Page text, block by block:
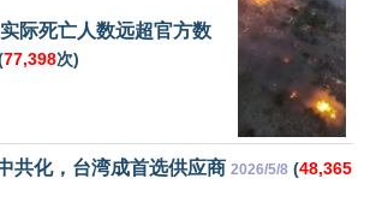
际死亡人数远超官方数
77,398次)
共化，台湾成首选供应商 2026/5/8 (48,365